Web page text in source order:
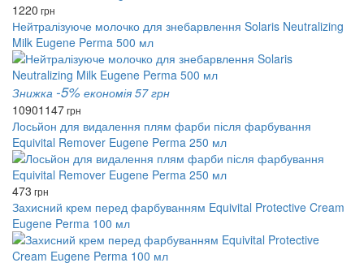
1220 грн
Нейтралізуюче молочко для знебарвлення Solaris Neutralizing
Milk Eugene Perma 500 мл
Знижка -5% економія 57 грн
10901147грн
Лосьйон для видалення плям фарби після фарбування
Equivital Remover Eugene Perma 250 мл
473 грн
Захисний крем перед фарбуванням Equivital Protective Cream
Eugene Perma 100 мл